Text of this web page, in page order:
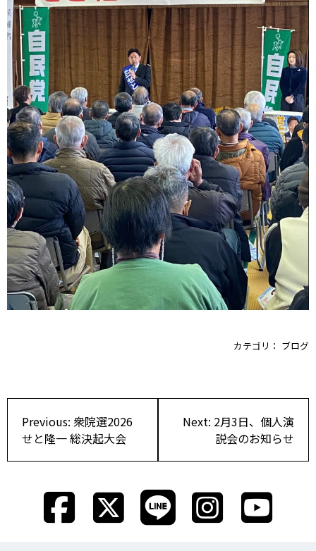
カテゴリ： ブログ
稿
ナ
Previous: 衆院選2026
せと隆一 総決起大会
Next: 2月3日、個人演
説会のお知らせ